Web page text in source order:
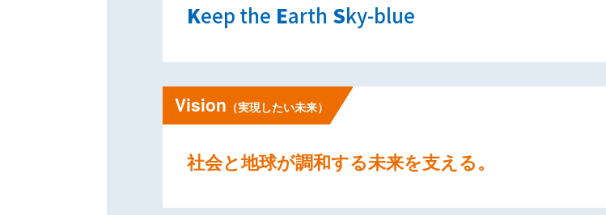
Keep the Earth Sky-blue
Vision （実現したい未来）
社会と地球が調和する未来を支える。